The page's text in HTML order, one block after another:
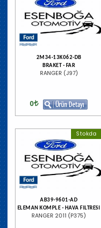
2M34-13K062-DB
BRAKET - FAR
RANGER (J97)
0
Stokda
AB39-9601-AD
ELEMAN KOMPLE - HAVA FILTRESI
RANGER 2011 (P375)